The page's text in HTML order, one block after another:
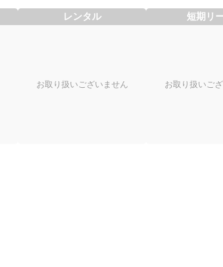
レンタル
お取り扱いございません
短期リ
お取り扱いご